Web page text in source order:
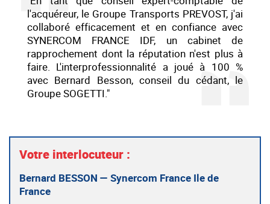
l'acquéreur, le Groupe Transports PREVOST, j'ai
collaboré efficacement et en confiance avec
SYNERCOM FRANCE IDF, un cabinet de
rapprochement dont la réputation n'est plus à
faire. L'interprofessionnalité a joué à 100 %
avec Bernard Besson, conseil du cédant, le
Groupe SOGETTI."
Votre interlocuteur :
Bernard BESSON — Synercom France Ile de
France